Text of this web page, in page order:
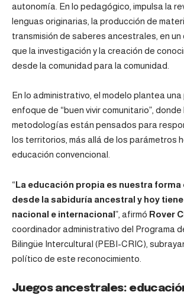
autonomía. En lo pedagógico, impulsa la
lenguas originarias, la producción de
transmisión de saberes ancestrales, en
que la investigación y la creación de
desde la comunidad para la comunidad.
En lo administrativo, el modelo plantea
enfoque de “buen vivir comunitario”,
metodologías están pensados para
los territorios, más allá de los parámetros
educación convencional.
“La educación propia es nuestra forma
desde la sabiduría ancestral y hoy
nacional e internacional”, afirmó Rover
coordinador administrativo del Programa
Bilingüe Intercultural (PEBI-CRIC),
político de este reconocimiento.
Juegos ancestrales: